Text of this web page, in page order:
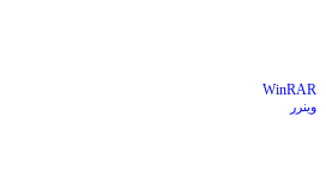
WinRAR
وینرر